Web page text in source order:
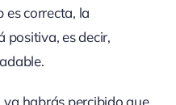
es correcta, la
positiva, es decir,
habrás percibido que